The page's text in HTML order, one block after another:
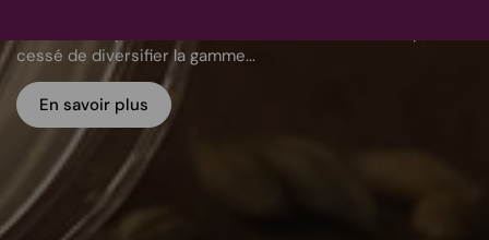
cessé de diversifier la gamme...
En savoir plus